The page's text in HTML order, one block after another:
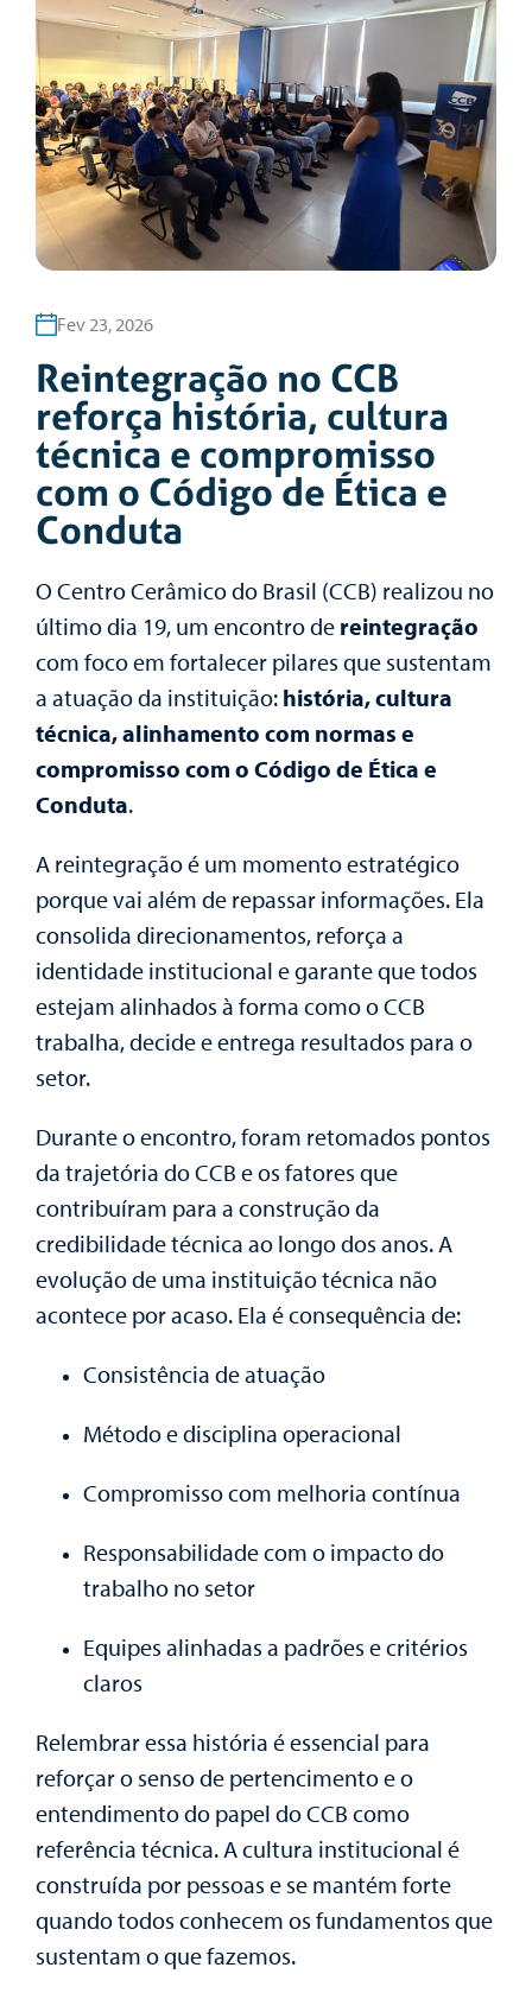
Fev 23, 2026
Reintegração no CCB
reforça história, cultura
técnica e compromisso
com o Código de Ética e
Conduta
O Centro Cerâmico do Brasil (CCB) realizou no
último dia 19, um encontro de reintegração
com foco em fortalecer pilares que sustentam
a atuação da instituição: história, cultura
técnica, alinhamento com normas e
compromisso com o Código de Ética e
Conduta.
A reintegração é um momento estratégico
porque vai além de repassar informações. Ela
consolida direcionamentos, reforça a
identidade institucional e garante que todos
estejam alinhados à forma como o CCB
trabalha, decide e entrega resultados para o
setor.
Durante o encontro, foram retomados pontos
da trajetória do CCB e os fatores que
contribuíram para a construção da
credibilidade técnica ao longo dos anos. A
evolução de uma instituição técnica não
acontece por acaso. Ela é consequência de:
Consistência de atuação
Método e disciplina operacional
Compromisso com melhoria contínua
Responsabilidade com o impacto do
trabalho no setor
Equipes alinhadas a padrões e critérios
claros
Relembrar essa história é essencial para
reforçar o senso de pertencimento e o
entendimento do papel do CCB como
referência técnica. A cultura institucional é
construída por pessoas e se mantém forte
quando todos conhecem os fundamentos que
sustentam o que fazemos.